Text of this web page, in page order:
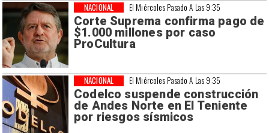
El Miércoles Pasado A Las 9:35
Corte Suprema confirma pago de
$1.000 millones por caso
ProCultura
NACIONAL
El Miércoles Pasado A Las 9:35
Codelco suspende construcción
de Andes Norte en El Teniente
por riesgos sísmicos
NACIONAL